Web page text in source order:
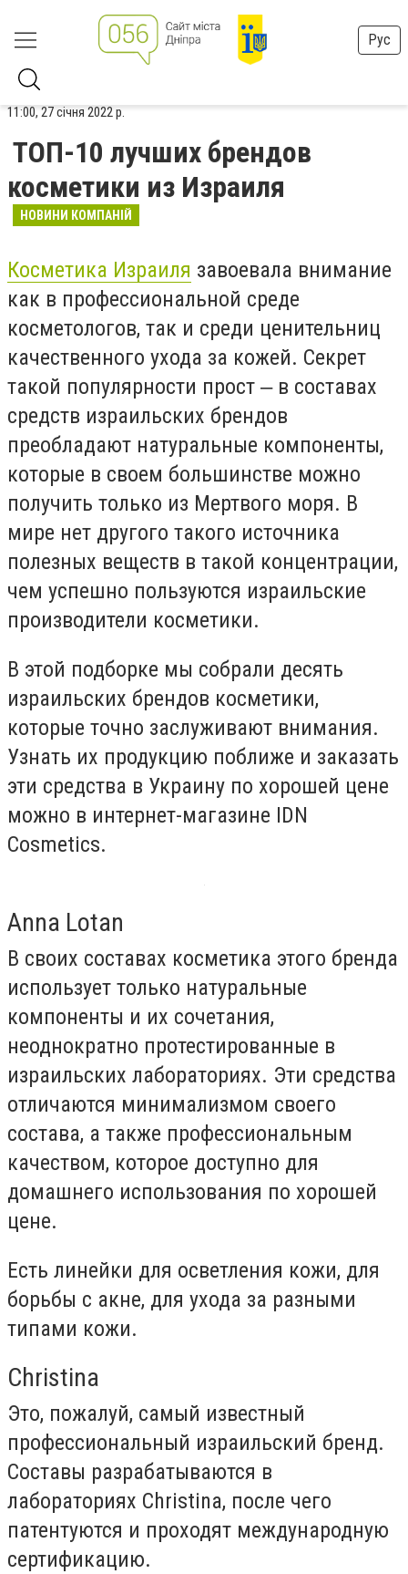
Рус
11:00, 27 січня 2022 р.
ТОП-10 лучших брендов
косметики из Израиля
НОВИНИ КОМПАНІЙ
Косметика Израиля завоевала внимание
как в профессиональной среде
косметологов, так и среди ценительниц
качественного ухода за кожей. Секрет
такой популярности прост ‒ в составах
средств израильских брендов
преобладают натуральные компоненты,
которые в своем большинстве можно
получить только из Мертвого моря. В
мире нет другого такого источника
полезных веществ в такой концентрации,
чем успешно пользуются израильские
производители косметики.
В этой подборке мы собрали десять
израильских брендов косметики,
которые точно заслуживают внимания.
Узнать их продукцию поближе и заказать
эти средства в Украину по хорошей цене
можно в интернет-магазине IDN
Cosmetics.
Anna Lotan
В своих составах косметика этого бренда
использует только натуральные
компоненты и их сочетания,
неоднократно протестированные в
израильских лабораториях. Эти средства
отличаются минимализмом своего
состава, а также профессиональным
качеством, которое доступно для
домашнего использования по хорошей
цене.
Есть линейки для осветления кожи, для
борьбы с акне, для ухода за разными
типами кожи.
Christina
Это, пожалуй, самый известный
профессиональный израильский бренд.
Составы разрабатываются в
лабораториях Christina, после чего
патентуются и проходят международную
сертификацию.